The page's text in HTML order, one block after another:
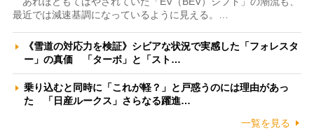
最近では減速基調になっているように見える。…
《雪道の対応力を検証》シビアな状況で実感した「フォレスタ
ー」の真価 「ターボ」と「スト…
乗り込むと同時に「これが軽？」と戸惑うのには理由があっ
た 「日産ルークス」さらなる躍進…
一覧を見る